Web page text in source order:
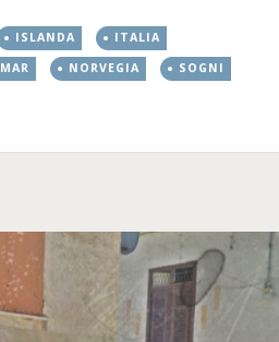
ISLANDA
ITALIA
NORVEGIA
SOGNI